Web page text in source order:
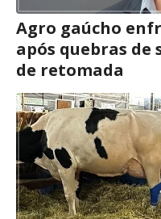
Agro gaúcho
após quebras de
de retomada